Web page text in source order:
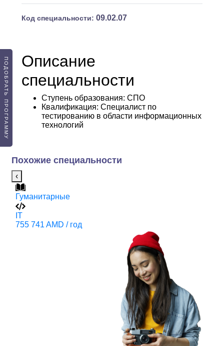
Код специальности: 09.02.07
Описание
специальности
Ступень образования: СПО
Квалификация: Специалист по
тестированию в области информационных
технологий
Похожие специальности
‹
Гуманитарные
IT
755 741 AMD / год
ПОДОБРАТЬ ПРОГРАММУ